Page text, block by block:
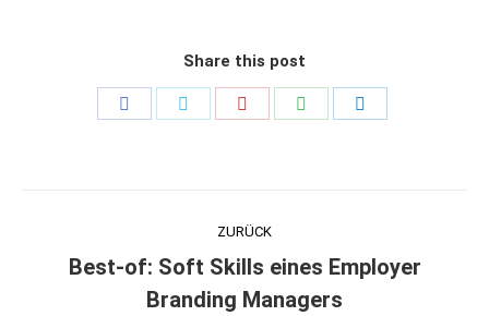
Share this post
ZURÜCK
Vorheriger
Beitrag:
Best-of: Soft Skills eines Employer
Branding Managers